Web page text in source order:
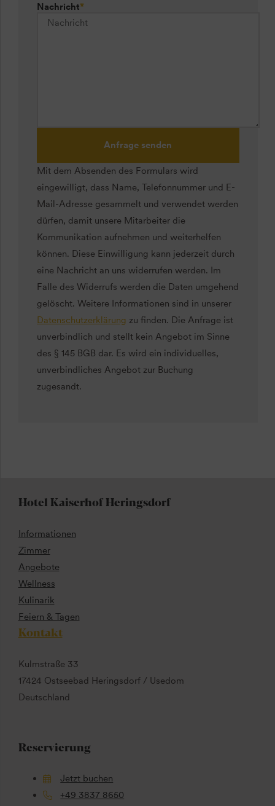
Nachricht*
Anfrage senden
Mit dem Absenden des Formulars wird
eingewilligt, dass Name, Telefonnummer und E-
Mail-Adresse gesammelt und verwendet werden
dürfen, damit unsere Mitarbeiter die
Kommunikation aufnehmen und weiterhelfen
können. Diese Einwilligung kann jederzeit durch
eine Nachricht an uns widerrufen werden. Im
Falle des Widerrufs werden die Daten umgehend
gelöscht. Weitere Informationen sind in unserer
Datenschutzerklärung zu finden. Die Anfrage ist
unverbindlich und stellt kein Angebot im Sinne
des § 145 BGB dar. Es wird ein individuelles,
unverbindliches Angebot zur Buchung
zugesandt.
Hotel Kaiserhof Heringsdorf
Informationen
Zimmer
Angebote
Wellness
Kulinarik
Feiern & Tagen
Kontakt
Kulmstraße 33
17424 Ostseebad Heringsdorf / Usedom
Deutschland
Reservierung
Jetzt buchen
+49 3837 8650